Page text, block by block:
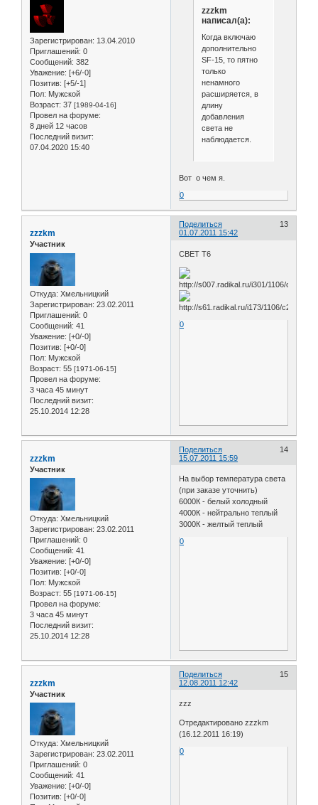
Зарегистрирован: 13.04.2010
Приглашений: 0
Сообщений: 382
Уважение: [+6/-0]
Позитив: [+5/-1]
Пол: Мужской
Возраст: 37 [1989-04-16]
Провел на форуме:
8 дней 12 часов
Последний визит:
07.04.2020 15:40
zzzkm
написал(а):
Когда включаю
дополнительно
SF-15, то пятно
только
ненамного
расширяется, в
длину
добавления
света не
наблюдается.
Вот о чем я.
0
Поделиться
13
01.07.2011 15:42
zzzkm
Участник
Откуда: Хмельницкий
Зарегистрирован: 23.02.2011
Приглашений: 0
Сообщений: 41
Уважение: [+0/-0]
Позитив: [+0/-0]
Пол: Мужской
Возраст: 55 [1971-06-15]
Провел на форуме:
3 часа 45 минут
Последний визит:
25.10.2014 12:28
СВЕТ Т6
0
Поделиться
14
15.07.2011 15:59
zzzkm
Участник
Откуда: Хмельницкий
Зарегистрирован: 23.02.2011
Приглашений: 0
Сообщений: 41
Уважение: [+0/-0]
Позитив: [+0/-0]
Пол: Мужской
Возраст: 55 [1971-06-15]
Провел на форуме:
3 часа 45 минут
Последний визит:
25.10.2014 12:28
На выбор температура света
(при заказе уточнить)
6000К - белый холодный
4000К - нейтрально теплый
3000К - желтый теплый
0
Поделиться
15
12.08.2011 12:42
zzzkm
Участник
Откуда: Хмельницкий
Зарегистрирован: 23.02.2011
Приглашений: 0
Сообщений: 41
Уважение: [+0/-0]
Позитив: [+0/-0]
zzz
Отредактировано zzzkm
(16.12.2011 16:19)
0